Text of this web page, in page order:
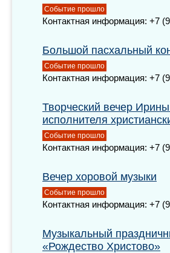
Событие прошло
Контактная информация: +7
Большой пасхальный
Событие прошло
Контактная информация: +7
Творческий вечер
исполнителя
Событие прошло
Контактная информация: +7
Вечер хоровой музыки
Событие прошло
Контактная информация: +7
Музыкальный
«Рождество Христово»